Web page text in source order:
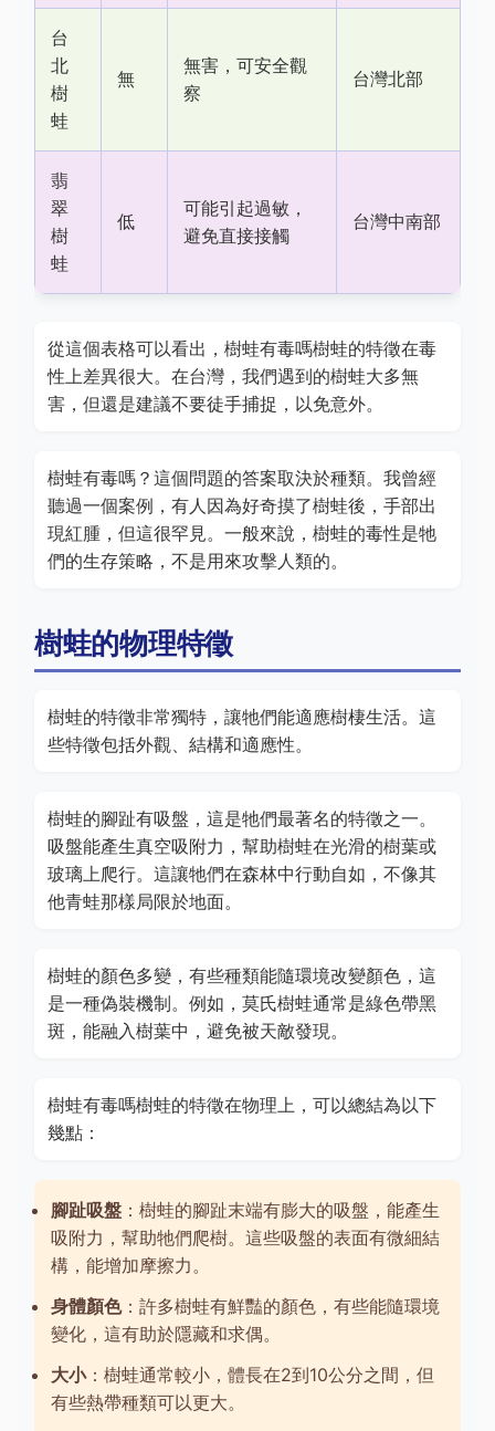
台
北
樹
蛙
無
無害，可安全觀
察
台灣北部
翡
翠
樹
蛙
低
可能引起過敏，
避免直接接觸
台灣中南部
從這個表格可以看出，樹蛙有毒嗎樹蛙的特徵在毒
性上差異很大。在台灣，我們遇到的樹蛙大多無
害，但還是建議不要徒手捕捉，以免意外。
樹蛙有毒嗎？這個問題的答案取決於種類。我曾經
聽過一個案例，有人因為好奇摸了樹蛙後，手部出
現紅腫，但這很罕見。一般來說，樹蛙的毒性是牠
們的生存策略，不是用來攻擊人類的。
樹蛙的物理特徵
樹蛙的特徵非常獨特，讓牠們能適應樹棲生活。這
些特徵包括外觀、結構和適應性。
樹蛙的腳趾有吸盤，這是牠們最著名的特徵之一。
吸盤能產生真空吸附力，幫助樹蛙在光滑的樹葉或
玻璃上爬行。這讓牠們在森林中行動自如，不像其
他青蛙那樣局限於地面。
樹蛙的顏色多變，有些種類能隨環境改變顏色，這
是一種偽裝機制。例如，莫氏樹蛙通常是綠色帶黑
斑，能融入樹葉中，避免被天敵發現。
樹蛙有毒嗎樹蛙的特徵在物理上，可以總結為以下
幾點：
腳趾吸盤 ：樹蛙的腳趾末端有膨大的吸盤，能產生
吸附力，幫助牠們爬樹。這些吸盤的表面有微細結
構，能增加摩擦力。
身體顏色：許多樹蛙有鮮豔的顏色，有些能隨環境
變化，這有助於隱藏和求偶。
大小：樹蛙通常較小，體長在2到10公分之間，但
有些熱帶種類可以更大。